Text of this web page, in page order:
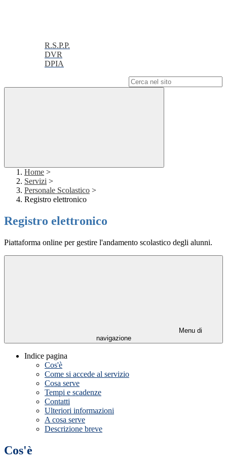
R.S.P.P.
DVR
DPIA
Home >
Servizi >
Personale Scolastico >
Registro elettronico
Registro elettronico
Piattaforma online per gestire l'andamento scolastico degli alunni.
Menu di
navigazione
Indice pagina
Cos'è
Come si accede al servizio
Cosa serve
Tempi e scadenze
Contatti
Ulteriori informazioni
A cosa serve
Descrizione breve
Cos'è